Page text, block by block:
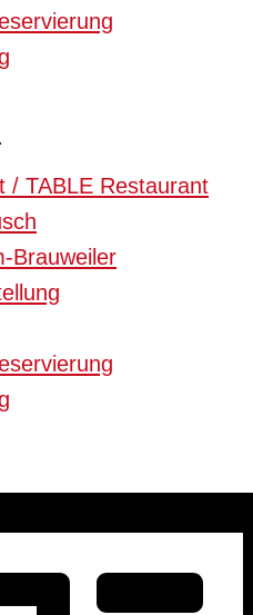
/ TABLE Restaurant
Brauweiler